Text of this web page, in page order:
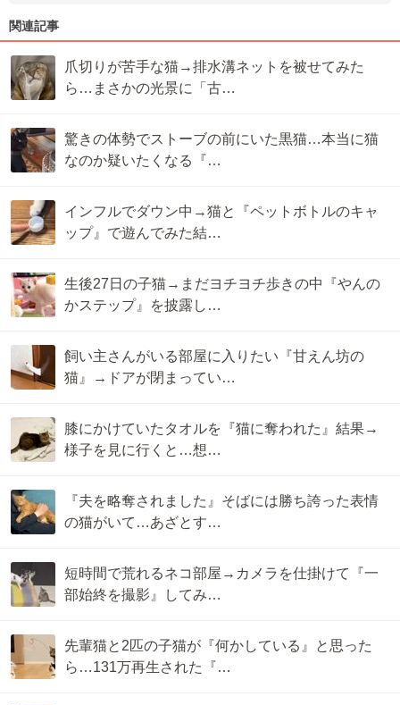
関連記事
爪切りが苦手な猫→排水溝ネットを被せてみた
ら…まさかの光景に「古…
驚きの体勢でストーブの前にいた黒猫…本当に猫
なのか疑いたくなる『…
インフルでダウン中→猫と『ペットボトルのキャ
ップ』で遊んでみた結…
生後27日の子猫→まだヨチヨチ歩きの中『やんの
かステップ』を披露し…
飼い主さんがいる部屋に入りたい『甘えん坊の
猫』→ドアが閉まってい…
膝にかけていたタオルを『猫に奪われた』結果→
様子を見に行くと…想…
『夫を略奪されました』そばには勝ち誇った表情
の猫がいて…あざとす…
短時間で荒れるネコ部屋→カメラを仕掛けて『一
部始終を撮影』してみ…
先輩猫と2匹の子猫が『何かしている』と思った
ら…131万再生された『…